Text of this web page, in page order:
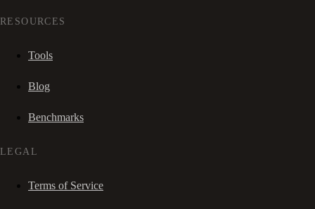
RESOURCES
Tools
Blog
Benchmarks
LEGAL
Terms of Service